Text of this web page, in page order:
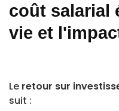
coût salarial
vie et
Le retour sur
suit :